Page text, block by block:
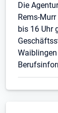
Die
Rems-
bis 16 Uhr